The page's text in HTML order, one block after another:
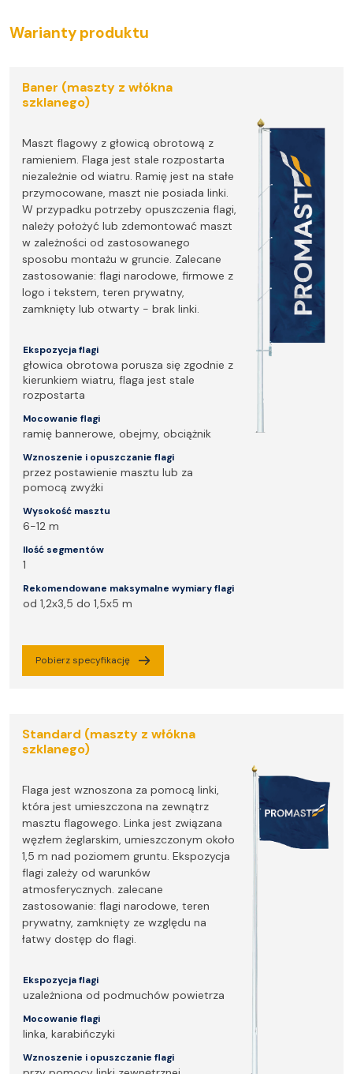
Warianty produktu
Baner (maszty z włókna
szklanego)
Maszt flagowy z głowicą obrotową z
ramieniem. Flaga jest stale rozpostarta
niezależnie od wiatru. Ramię jest na stałe
przymocowane, maszt nie posiada linki.
W przypadku potrzeby opuszczenia flagi,
należy położyć lub zdemontować maszt
w zależności od zastosowanego
sposobu montażu w gruncie. Zalecane
zastosowanie: flagi narodowe, firmowe z
logo i tekstem, teren prywatny,
zamknięty lub otwarty - brak linki.
Ekspozycja flagi
głowica obrotowa porusza się zgodnie z
kierunkiem wiatru, flaga jest stale
rozpostarta
Mocowanie flagi
ramię bannerowe, obejmy, obciążnik
Wznoszenie i opuszczanie flagi
przez postawienie masztu lub za
pomocą zwyżki
Wysokość masztu
6-12 m
Ilość segmentów
1
Rekomendowane maksymalne wymiary flagi
od 1,2x3,5 do 1,5x5 m
Pobierz specyfikację
Standard (maszty z włókna
szklanego)
Flaga jest wznoszona za pomocą linki,
która jest umieszczona na zewnątrz
masztu flagowego. Linka jest związana
węzłem żeglarskim, umieszczonym około
1,5 m nad poziomem gruntu. Ekspozycja
flagi zależy od warunków
atmosferycznych. zalecane
zastosowanie: flagi narodowe, teren
prywatny, zamknięty ze względu na
łatwy dostęp do flagi.
Ekspozycja flagi
uzależniona od podmuchów powietrza
Mocowanie flagi
linka, karabińczyki
Wznoszenie i opuszczanie flagi